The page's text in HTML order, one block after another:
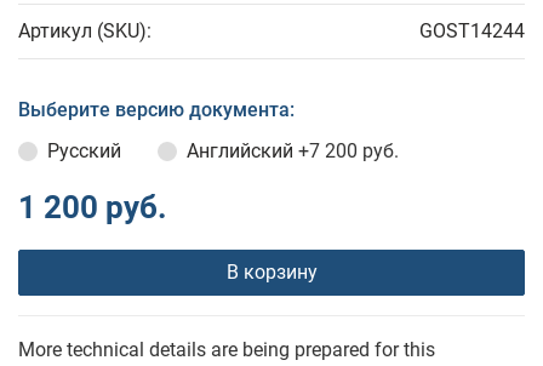
Артикул (SKU): GOST14244
Выберите версию документа:
Русский
Английский +7 200 руб.
1 200 руб.
В корзину
More technical details are being prepared for this